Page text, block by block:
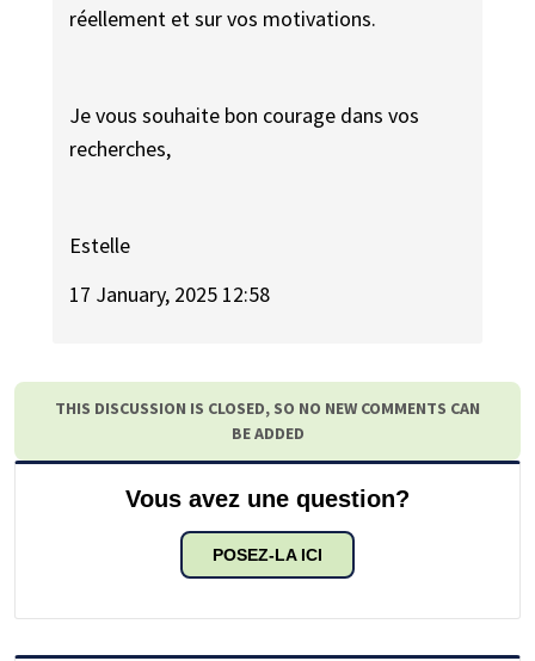
réellement et sur vos motivations.
Je vous souhaite bon courage dans vos
recherches,
Estelle
17 January, 2025 12:58
THIS DISCUSSION IS CLOSED, SO NO NEW COMMENTS CAN
BE ADDED
Vous avez une question?
POSEZ-LA ICI